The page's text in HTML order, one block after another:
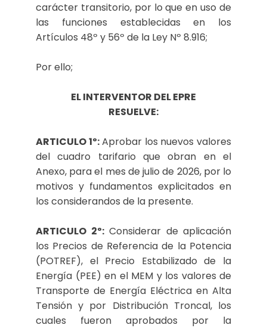
carácter transitorio, por lo que en uso de
las funciones establecidas en los
Artículos 48º y 56º de la Ley Nº 8.916;
Por ello;
EL INTERVENTOR DEL EPRE
RESUELVE:
ARTICULO 1º:Aprobar los nuevos valores
del cuadro tarifario que obran en el
Anexo, para el mes de julio de 2026, por lo
motivos y fundamentos explicitados en
los considerandos de la presente.
ARTICULO 2º:Considerar de aplicación
los Precios de Referencia de la Potencia
(POTREF), el Precio Estabilizado de la
Energía (PEE) en el MEM y los valores de
Transporte de Energía Eléctrica en Alta
Tensión y por Distribución Troncal, los
cuales fueron aprobados por la